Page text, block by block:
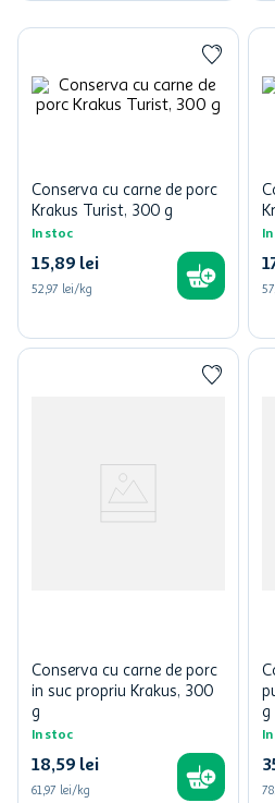
Conserva cu carne de porc
Krakus Turist, 300 g
In stoc
15,89 lei
52,97 lei/kg
Conserva cu carne de porc
in suc propriu Krakus, 300
g
In stoc
18,59 lei
61,97 lei/kg
g